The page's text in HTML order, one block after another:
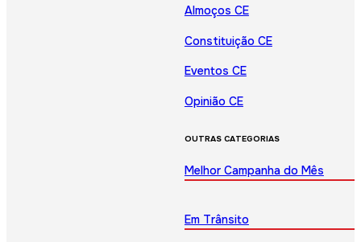
Almoços CE
Constituição CE
Eventos CE
Opinião CE
OUTRAS CATEGORIAS
Melhor Campanha do Mês
Em Trânsito